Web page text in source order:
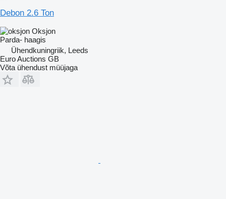
Debon 2.6 Ton
Oksjon
Parda- haagis
Ühendkuningriik, Leeds
Euro Auctions GB
Võta ühendust müüjaga